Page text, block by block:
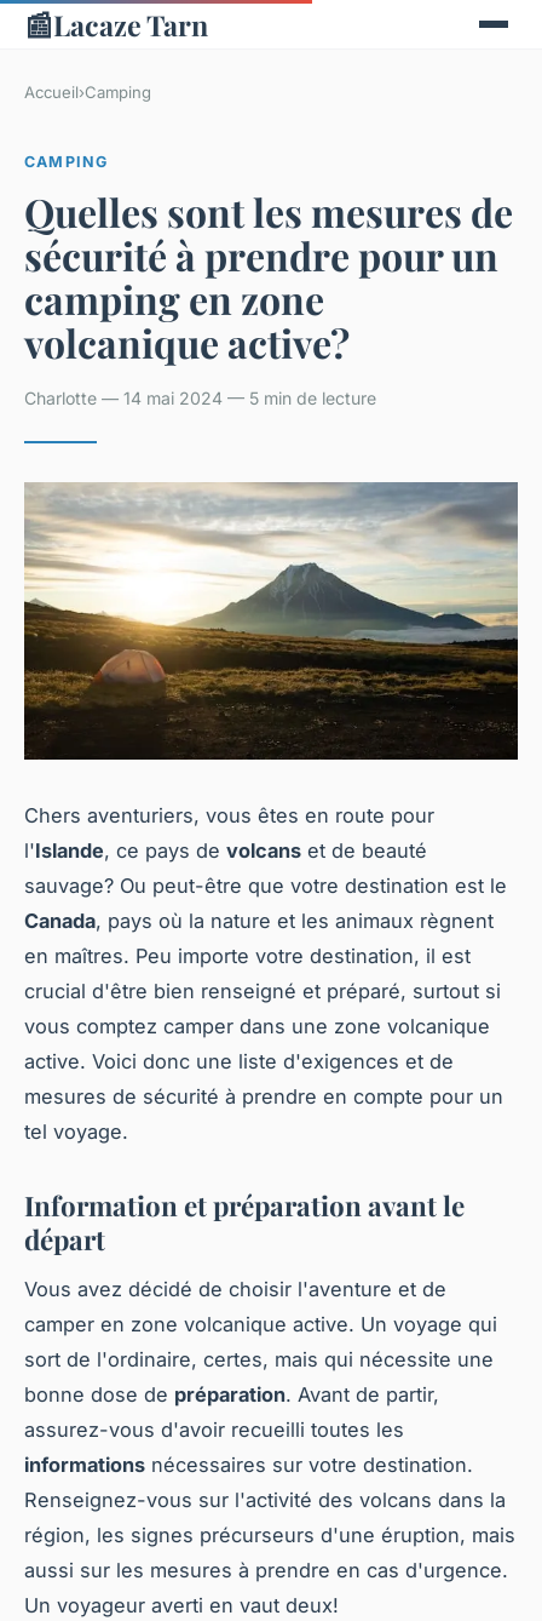
📰Lacaze Tarn
Accueil›Camping
CAMPING
Quelles sont les mesures de
sécurité à prendre pour un
camping en zone
volcanique active?
Charlotte — 14 mai 2024 — 5 min de lecture
Chers aventuriers, vous êtes en route pour
l'Islande, ce pays de volcans et de beauté
sauvage? Ou peut-être que votre destination est le
Canada, pays où la nature et les animaux règnent
en maîtres. Peu importe votre destination, il est
crucial d'être bien renseigné et préparé, surtout si
vous comptez camper dans une zone volcanique
active. Voici donc une liste d'exigences et de
mesures de sécurité à prendre en compte pour un
tel voyage.
Information et préparation avant le
départ
Vous avez décidé de choisir l'aventure et de
camper en zone volcanique active. Un voyage qui
sort de l'ordinaire, certes, mais qui nécessite une
bonne dose de préparation. Avant de partir,
assurez-vous d'avoir recueilli toutes les
informations nécessaires sur votre destination.
Renseignez-vous sur l'activité des volcans dans la
région, les signes précurseurs d'une éruption, mais
aussi sur les mesures à prendre en cas d'urgence.
Un voyageur averti en vaut deux!